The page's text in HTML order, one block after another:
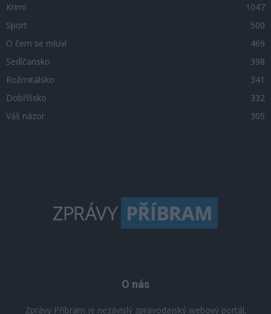
Krimi
1047
Sport
500
O čem se mluví
469
Sedlčansko
398
Rožmitálsko
341
Dobříšsko
332
Váš názor
305
O nás
Zprávy Příbram je nezávislý zpravodajský webový portál,